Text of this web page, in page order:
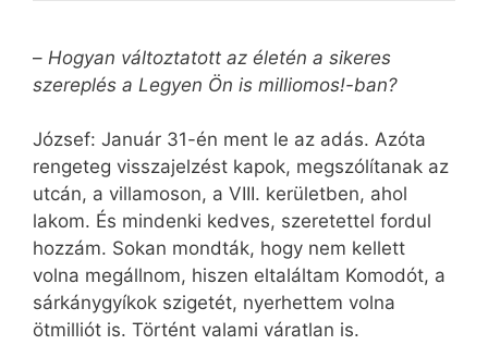
– Hogyan változtatott az életén a sikeres
szereplés a Legyen Ön is milliomos!-ban?
József: Január 31-én ment le az adás. Azóta
rengeteg visszajelzést kapok, megszólítanak az
utcán, a villamoson, a VIII. kerületben, ahol
lakom. És mindenki kedves, szeretettel fordul
hozzám. Sokan mondták, hogy nem kellett
volna megállnom, hiszen eltaláltam Komodót, a
sárkánygyíkok szigetét, nyerhettem volna
ötmilliót is. Történt valami váratlan is.